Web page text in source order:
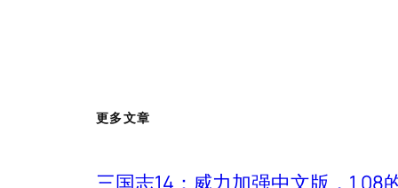
更多文章
三国志14：威力加强中文版，1.08